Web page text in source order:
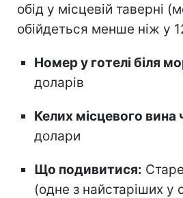
обід у місцевій таверні
обійдеться менше ніж у
Номер у готелі біля
доларів
Келих місцевого вина
долари
Що подивитися:
(одне з найстаріших у